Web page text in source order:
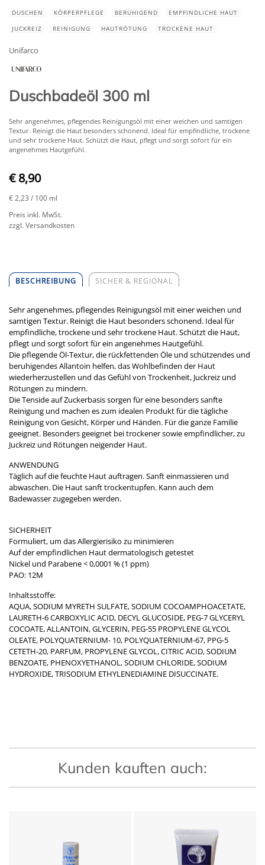
DUSCHEN KÖRPERPFLEGE BERUHIGEND
EMPFINDLICHE HAUT
JUCKREIZ
REINIGUNG HAUTRÖTUNG TROCKENE HAUT
Unifarco
Duschbadeöl 300 ml
Sehr angenehmes, pflegendes Reinigungsöl mit einer weichen und samtigen
Textur. Reinigt die Haut besonders schonend. Ideal für empfindliche, trockene
und sehr trockene Haut. Schützt die Haut, pflegt und sorgt sofort für ein
angenehmes Hautgefühl.
€ 8,90
€ 2,23 / 100 ml
Preis inkl. MwSt.
zzgl. Versandkosten
BESCHREIBUNG SICHER & REGIONAL
Sehr angenehmes, pflegendes Reinigungsöl mit einer weichen und
samtigen Textur. Reinigt die Haut besonders schonend. Ideal für
empfindliche, trockene und sehr trockene Haut. Schützt die Haut,
pflegt und sorgt sofort für ein angenehmes Hautgefühl.
Die pflegende Öl-Textur, die rückfettenden Öle und schützendes und
beruhigendes Allantoin helfen, das Wohlbefinden der Haut
wiederherzustellen und das Gefühl von Trockenheit, Juckreiz und
Rötungen zu mindern.
Die Tenside auf Zuckerbasis sorgen für eine besonders sanfte
Reinigung und machen es zum idealen Produkt für die tägliche
Reinigung von Gesicht, Körper und Händen. Für die ganze Familie
geeignet. Besonders geeignet bei trockener sowie empfindlicher, zu
Juckreiz und Rötungen neigender Haut.
ANWENDUNG
​Täglich auf die feuchte Haut auftragen. Sanft einmassieren und
abwaschen. Die Haut sanft trockentupfen. Kann auch dem
Badewasser zugegeben werden.
SICHERHEIT
Formuliert, um das Allergierisiko zu minimieren
Auf der empfindlichen Haut dermatologisch getestet
Nickel und Parabene < 0,0001 % (1 ppm)
PAO: 12M
Inhaltsstoffe:
AQUA, SODIUM MYRETH SULFATE, SODIUM COCOAMPHOACETATE,
LAURETH-6 CARBOXYLIC ACID, DECYL GLUCOSIDE, PEG-7 GLYCERYL
COCOATE, ALLANTOIN, GLYCERIN, PEG-55 PROPYLENE GLYCOL
OLEATE, POLYQUATERNIUM- 10, POLYQUATERNIUM-67, PPG-5
CETETH-20, PARFUM, PROPYLENE GLYCOL, CITRIC ACID, SODIUM
BENZOATE, PHENOXYETHANOL, SODIUM CHLORIDE, SODIUM
HYDROXIDE, TRISODIUM ETHYLENEDIAMINE DISUCCINATE.
Kunden kauften auch: